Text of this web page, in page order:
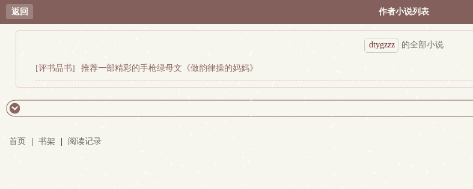
返回 作者小说列表
dtygzzz 的全部小说
[评书品书] 推荐一部精彩的手枪绿母文《做韵律操的妈妈》
首页 书架 阅读记录